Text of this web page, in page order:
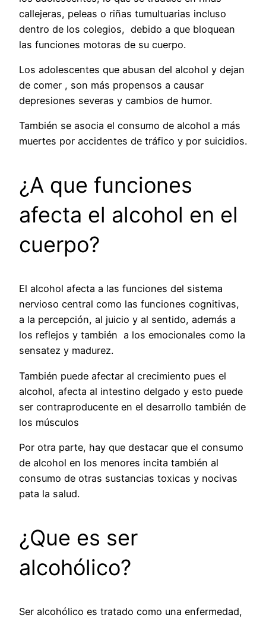
callejeras, peleas o riñas tumultuarias incluso
dentro de los colegios, debido a que bloquean
las funciones motoras de su cuerpo.
Los adolescentes que abusan del alcohol y dejan
de comer , son más propensos a causar
depresiones severas y cambios de humor.
También se asocia el consumo de alcohol a más
muertes por accidentes de tráfico y por suicidios.
¿A que funciones
afecta el alcohol en el
cuerpo?
El alcohol afecta a las funciones del sistema
nervioso central como las funciones cognitivas,
a la percepción, al juicio y al sentido, además a
los reflejos y también a los emocionales como la
sensatez y madurez.
También puede afectar al crecimiento pues el
alcohol, afecta al intestino delgado y esto puede
ser contraproducente en el desarrollo también de
los músculos
Por otra parte, hay que destacar que el consumo
de alcohol en los menores incita también al
consumo de otras sustancias toxicas y nocivas
pata la salud.
¿Que es ser
alcohólico?
Ser alcohólico es tratado como una enfermedad,